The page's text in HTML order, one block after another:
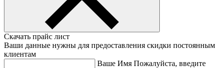
Скачать прайс лист
Ваши данные нужны для предоставления скидки постоянным
клиентам
Ваше Имя Пожалуйста, введите